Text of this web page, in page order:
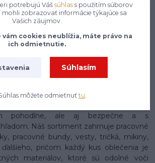
si objedná znovu do 30 dní —
našich pracovných odevoch a
tak návykového
enytex.sk sa môžeš tešiť na skutočne
pokrýva potreby pracovníkov naprieč
inom obore, nájdeš u nás
pohodlne, ale aj bezpečne a s
Náš sortiment zahrnuje pracovné
pracovné bundy, vesty, tričká, mikiny,
pričom každý kus oblečenia je
materiálov, ktoré sú odolné voči
potrebujú Vášsúhlas s použitím súborov
mohli zobrazovať informácie týkajúce sa
Vašich záujmov.
vám cookies neublížia, máte právo na
ich odmietnutie.
Súhlasím
môžete odmietnuť tu